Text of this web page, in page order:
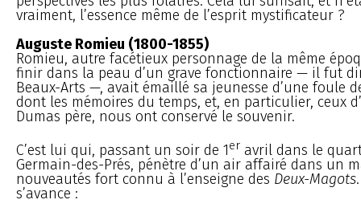
vraiment, l’essence même de l’esprit mystificateur ?
Auguste Romieu (1800-1855)
Romieu, autre facétieux personnage de la même
finir dans la peau d’un grave fonctionnaire — il fut
Beaux-Arts —, avait émaillé sa jeunesse d’une foule
dont les mémoires du temps, et, en particulier, ceux
Dumas père, nous ont conservé le souvenir.
C’est lui qui, passant un soir de 1er avril dans le
Germain-des-Prés, pénètre d’un air affairé dans un
nouveautés fort connu à l’enseigne des Deux-Magots
s’avance :